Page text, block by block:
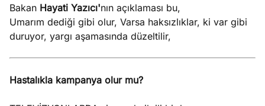
Bakan Hayati Yazıcı'nın açıklaması bu,
Umarım dediği gibi olur, Varsa haksızlıklar, ki var gibi
duruyor, yargı aşamasında düzeltilir,
Hastalıkla kampanya olur mu?